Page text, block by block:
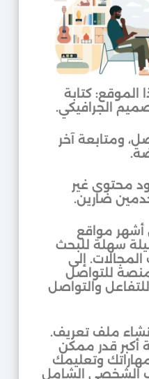
الموقع: كتابة
الجرافيكي.
ومتابعة آخر
محتوى غير
ضارين.
مواقع
سهلة للبحث
إلى
منصة للتواصل
والتواصل
ملف تعريف.
أكبر قدر ممكن
وتعليمك
الشخصي الشامل